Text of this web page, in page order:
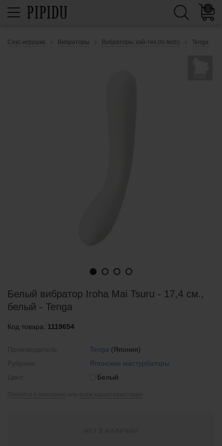
0
Секс-игрушки Вибраторы Вибраторы хай-тек (hi-tech) Tenga
Белый вибратор Iroha Mai Tsuru - 17,4 см.,
белый - Tenga
Код товара: 1119654
Tenga (Япония)
Японские мастурбаторы
Белый